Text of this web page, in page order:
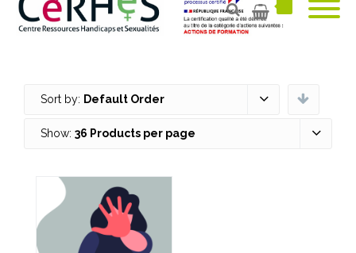
Sort by: Default Order
Show: 36 Products per page